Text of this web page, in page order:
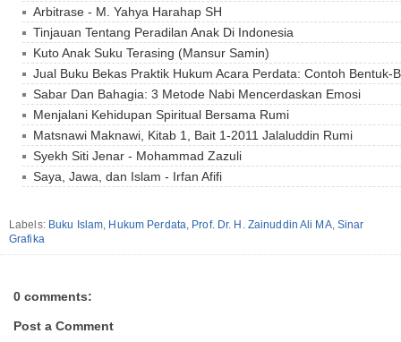
Arbitrase - M. Yahya Harahap SH
Tinjauan Tentang Peradilan Anak Di Indonesia
Kuto Anak Suku Terasing (Mansur Samin)
Jual Buku Bekas Praktik Hukum Acara Perdata: Contoh Bentuk-
Sabar Dan Bahagia: 3 Metode Nabi Mencerdaskan Emosi
Menjalani Kehidupan Spiritual Bersama Rumi
Matsnawi Maknawi, Kitab 1, Bait 1-2011 Jalaluddin Rumi
Syekh Siti Jenar - Mohammad Zazuli
Saya, Jawa, dan Islam - Irfan Afifi
Labels: Buku Islam, Hukum Perdata, Prof. Dr. H. Zainuddin Ali MA, Sinar
Grafika
0 comments:
Post a Comment